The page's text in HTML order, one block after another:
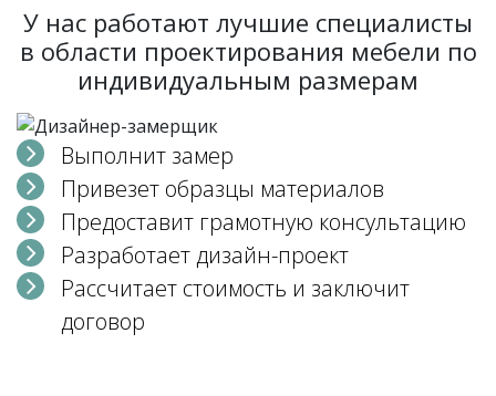
У нас работают лучшие специалисты
в области проектирования мебели по
индивидуальным размерам
Выполнит замер
Привезет образцы материалов
Предоставит грамотную консультацию
Разработает дизайн-проект
Рассчитает стоимость и заключит
договор